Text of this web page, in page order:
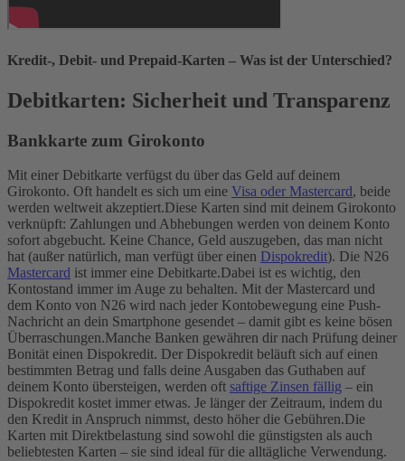
Kredit-, Debit- und Prepaid-Karten – Was ist der Unterschied?
Debitkarten: Sicherheit und Transparenz
Bankkarte zum Girokonto
Mit einer Debitkarte verfügst du über das Geld auf deinem
Girokonto. Oft handelt es sich um eine Visa oder Mastercard, beide
werden weltweit akzeptiert.Diese Karten sind mit deinem Girokonto
verknüpft: Zahlungen und Abhebungen werden von deinem Konto
sofort abgebucht. Keine Chance, Geld auszugeben, das man nicht
hat (außer natürlich, man verfügt über einen Dispokredit). Die N26
Mastercard ist immer eine Debitkarte.Dabei ist es wichtig, den
Kontostand immer im Auge zu behalten. Mit der Mastercard und
dem Konto von N26 wird nach jeder Kontobewegung eine Push-
Nachricht an dein Smartphone gesendet – damit gibt es keine bösen
Überraschungen.Manche Banken gewähren dir nach Prüfung deiner
Bonität einen Dispokredit. Der Dispokredit beläuft sich auf einen
bestimmten Betrag und falls deine Ausgaben das Guthaben auf
deinem Konto übersteigen, werden oft saftige Zinsen fällig – ein
Dispokredit kostet immer etwas. Je länger der Zeitraum, indem du
den Kredit in Anspruch nimmst, desto höher die Gebühren.Die
Karten mit Direktbelastung sind sowohl die günstigsten als auch
beliebtesten Karten – sie sind ideal für die alltägliche Verwendung.